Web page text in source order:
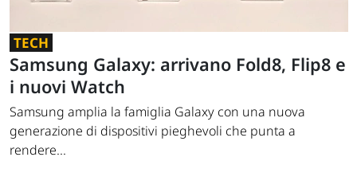
TECH
Samsung Galaxy: arrivano Fold8, Flip8 e
i nuovi Watch
Samsung amplia la famiglia Galaxy con una nuova
generazione di dispositivi pieghevoli che punta a
rendere...